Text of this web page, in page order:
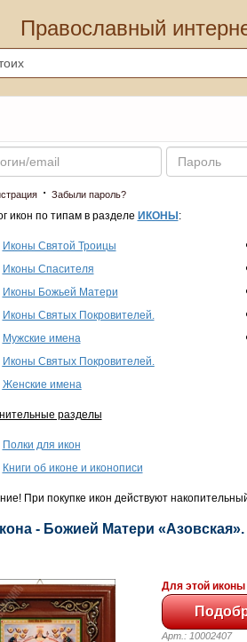
Православный
Пароль
· Забыли пароль?
икон по типам в разделе ИКОНЫ :
Иконы Святой Троицы
Иконы Спасителя
Иконы Божьей Матери
Иконы Святых Покровителей.
Мужские имена
Иконы Святых Покровителей.
Женские имена
разделы
Полки для икон
Книги об иконе и иконописи
При покупке икон действуют
- Божией Матери
Для этой
Арт.: 10002407